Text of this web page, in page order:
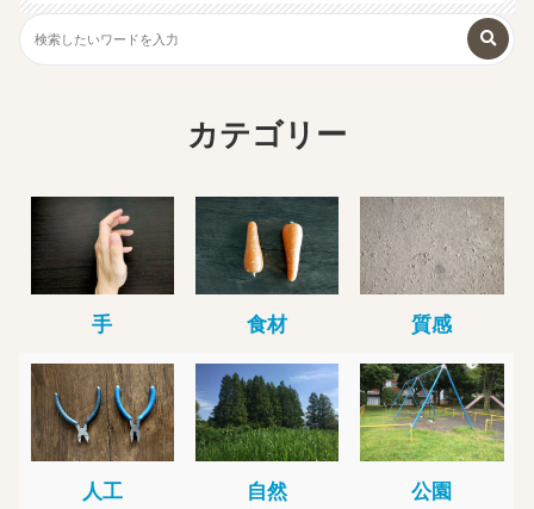
カテゴリー
手 食材 質感
人工 自然 公園